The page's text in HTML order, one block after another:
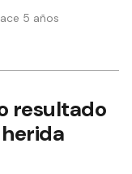
5 años
resultado